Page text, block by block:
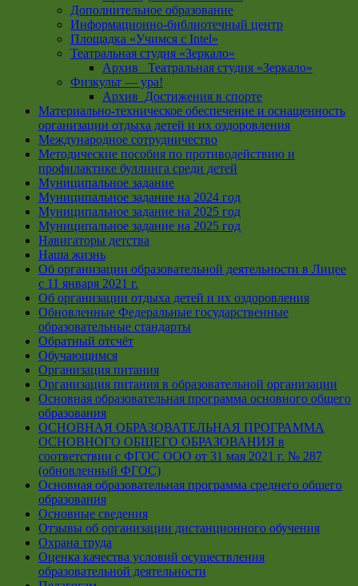
Дополнительное образование
Информационно-библиотечный центр
Площадка «Учимся с Intel»
Театральная студия «Зеркало»
Архив _Театральная студия «Зеркало»
Физкульт — ура!
Архив_Достижения в спорте
Материально-техническое обеспечение и оснащенность
организации отдыха детей и их оздоровления
Международное сотрудничество
Методические пособия по противодействию и
профилактике буллинга среди детей
Муниципальное задание
Муниципальное задание на 2024 год
Муниципальное задание на 2025 год
Муниципальное задание на 2025 год
Навигаторы детства
Наша жизнь
Об организации образовательной деятельности в Лицее
с 11 января 2021 г.
Об организации отдыха детей и их оздоровления
Обновленные Федеральные государственные
образовательные стандарты
Обратный отсчёт
Обучающимся
Организация питания
Организация питания в образовательной организации
Основная образовательная программа основного общего
образования
ОСНОВНАЯ ОБРАЗОВАТЕЛЬНАЯ ПРОГРАММА
ОСНОВНОГО ОБЩЕГО ОБРАЗОВАНИЯ в
соответствии с ФГОС ООО от 31 мая 2021 г. № 287
(обновленный ФГОС)
Основная образовательная программа среднего общего
образования
Основные сведения
Отзывы об организации дистанционного обучения
Охрана труда
Оценка качества условий осуществления
образовательной деятельности